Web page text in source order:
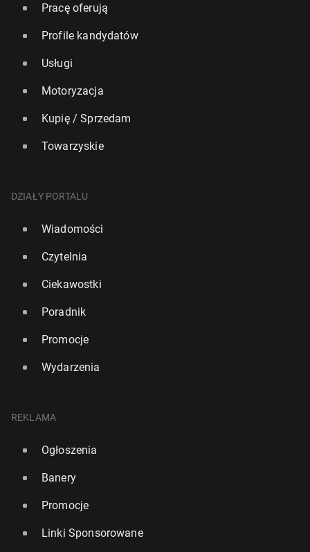
Pracę oferują
Profile kandydatów
Usługi
Motoryzacja
Kupię / Sprzedam
Towarzyskie
DZIAŁY PORTALU
Wiadomości
Czytelnia
Ciekawostki
Poradnik
Promocje
Wydarzenia
REKLAMA
Ogłoszenia
Banery
Promocje
Linki Sponsorowane